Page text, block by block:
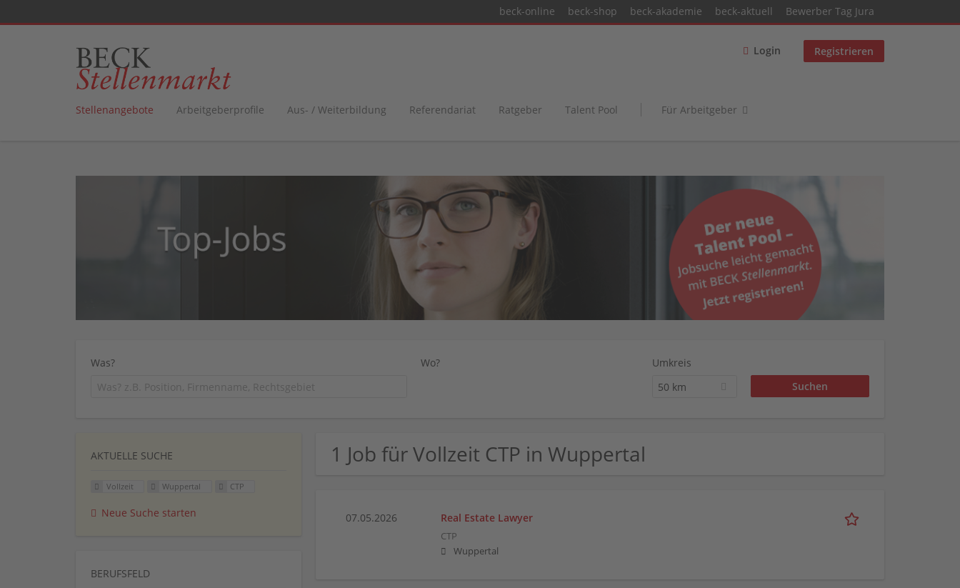
beck-online beck-shop beck-akademie beck-aktuell Bewerber Tag Jura
Login Registrieren
Stellenangebote Arbeitgeberprofile Aus- / Weiterbildung Referendariat Ratgeber Talent Pool Für Arbeitgeber
Was? Wo?
Umkreis
50 km
1 Job für Vollzeit CTP in Wuppertal
07.05.2026 Real Estate Lawyer
CTP
Wuppertal
AKTUELLE SUCHE
Vollzeit Wuppertal CTP
Neue Suche starten
BERUFSFELD